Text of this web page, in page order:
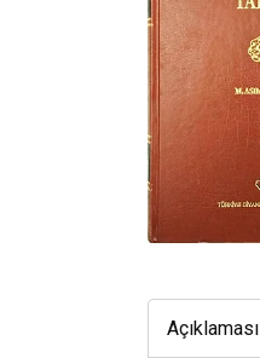
Açıklaması